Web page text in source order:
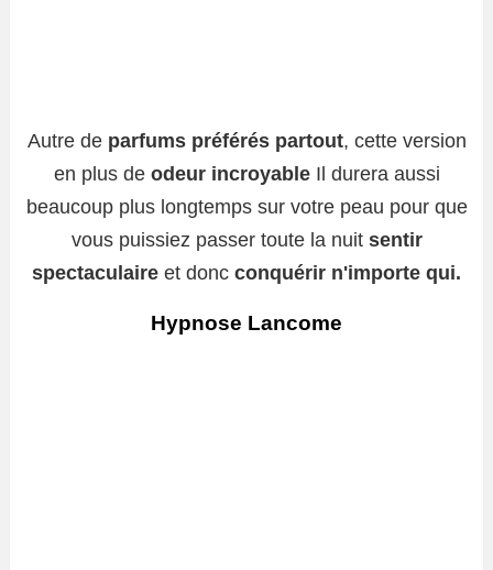
Autre deparfums préférés partout, cette version
en plus de odeur incroyableIl durera aussi
beaucoup plus longtemps sur votre peau pour que
vous puissiez passer toute la nuit sentir
spectaculaire et donc conquérir n'importe qui.
Hypnose Lancome